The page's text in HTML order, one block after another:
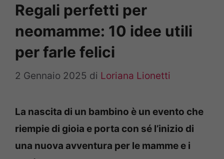
Regali perfetti per
neomamme: 10 idee utili
per farle felici
2 Gennaio 2025 di Loriana Lionetti
La nascita di un bambino è un evento che
riempie di gioia e porta con sé l’inizio di
una nuova avventura per le mamme e i